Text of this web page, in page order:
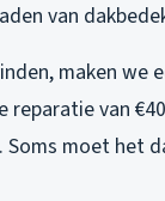
van
maken we
reparatie van
moet het